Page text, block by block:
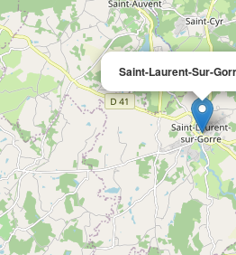
Saint-Laurent-Sur-